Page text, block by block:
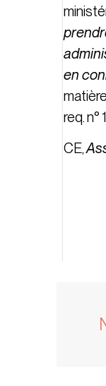
en
req. n°
CE,